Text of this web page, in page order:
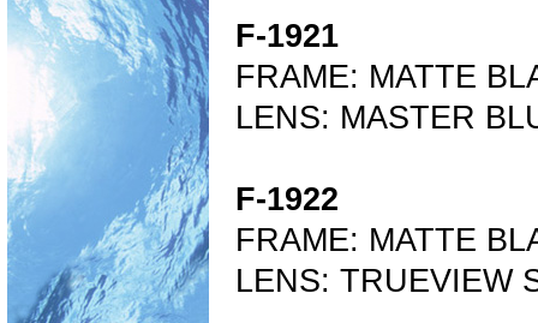
F-1921
FRAME: MATTE
LENS: MASTER
F-1922
FRAME: MATTE
LENS: TRUEVIEW